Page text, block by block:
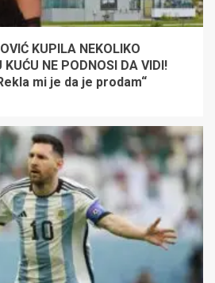
KUPILA NEKOLIKO
KUĆU NE PODNOSI DA VIDI!
mi je da je prodam“